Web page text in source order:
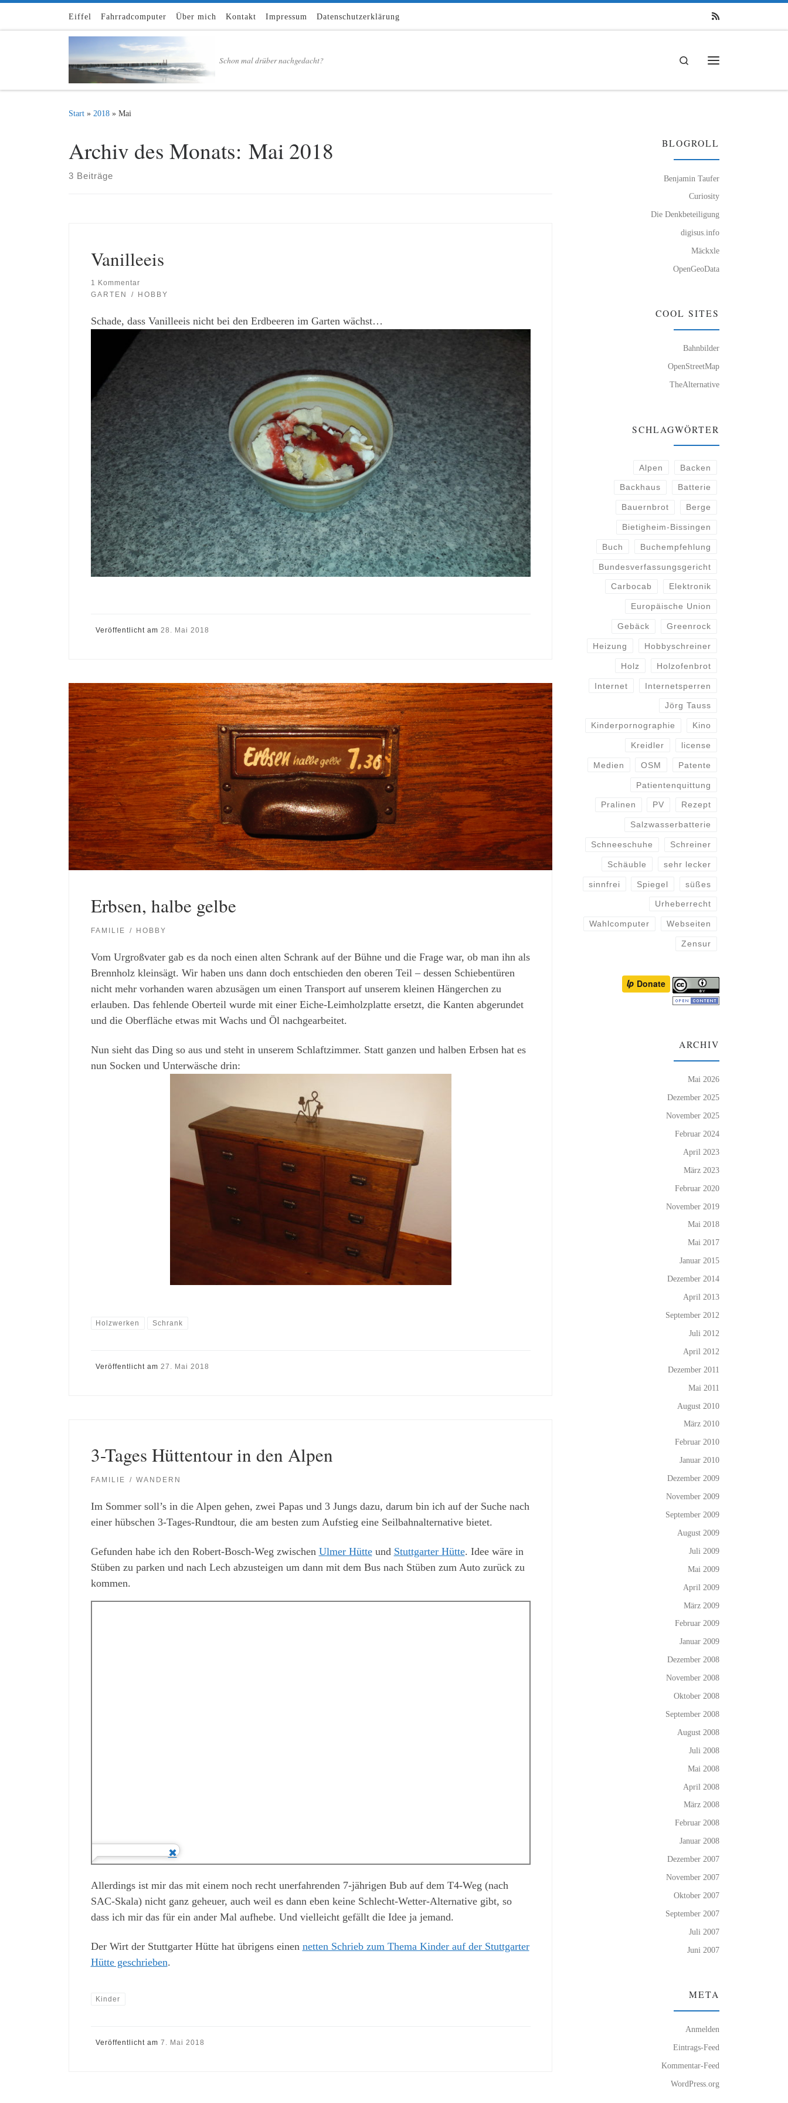
Zum Inhalt springen
Eiffel Fahrradcomputer Über mich Kontakt Impressum Datenschutzerklärung
Schon mal drüber nachgedacht?
Search
Start » 2018 » Mai
Archiv des Monats: Mai 2018
3 Beiträge
Vanilleeis
1 Kommentar
GARTEN
HOBBY
Schade, dass Vanilleeis nicht bei den Erdbeeren im Garten wächst…
Veröffentlicht am 28. Mai 2018
Erbsen, halbe gelbe
FAMILIE HOBBY
Vom Urgroßvater gab es da noch einen alten Schrank auf der Bühne und die Frage war, ob man ihn als
Brennholz kleinsägt. Wir haben uns dann doch entschieden den oberen Teil – dessen Schiebentüren
nicht mehr vorhanden waren abzusägen um einen Transport auf unserem kleinen Hängerchen zu
erlauben. Das fehlende Oberteil wurde mit einer Eiche-Leimholzplatte ersetzt, die Kanten abgerundet
und die Oberfläche etwas mit Wachs und Öl nachgearbeitet.
Nun sieht das Ding so aus und steht in unserem Schlaftzimmer. Statt ganzen und halben Erbsen hat es
nun Socken und Unterwäsche drin:
Holzwerken Schrank
Veröffentlicht am 27. Mai 2018
3-Tages Hüttentour in den Alpen
FAMILIE WANDERN
Im Sommer soll’s in die Alpen gehen, zwei Papas und 3 Jungs dazu, darum bin ich auf der Suche nach
einer hübschen 3-Tages-Rundtour, die am besten zum Aufstieg eine Seilbahnalternative bietet.
Gefunden habe ich den Robert-Bosch-Weg zwischen Ulmer Hütteund Stuttgarter Hütte. Idee wäre in
Stüben zu parken und nach Lech abzusteigen um dann mit dem Bus nach Stüben zum Auto zurück zu
kommen.
Allerdings ist mir das mit einem noch recht unerfahrenden 7-jährigen Bub auf dem T4-Weg (nach
SAC-Skala) nicht ganz geheuer, auch weil es dann eben keine Schlecht-Wetter-Alternative gibt, so
dass ich mir das für ein ander Mal aufhebe. Und vielleicht gefällt die Idee ja jemand.
Der Wirt der Stuttgarter Hütte hat übrigens einen netten Schrieb zum Thema Kinder auf der Stuttgarter
Hütte geschrieben.
Kinder
Veröffentlicht am 7. Mai 2018
BLOGROLL
Benjamin Taufer
Curiosity
Die Denkbeteiligung
digisus.info
Mäckxle
OpenGeoData
COOL SITES
Bahnbilder
OpenStreetMap
TheAlternative
SCHLAGWÖRTER
Alpen Backen
Backhaus Batterie
Bauernbrot Berge
Bietigheim-Bissingen
Buch Buchempfehlung
Bundesverfassungsgericht
Carbocab Elektronik
Europäische Union
Gebäck Greenrock
Heizung Hobbyschreiner
Holz Holzofenbrot
Internet Internetsperren
Jörg Tauss
Kinderpornographie Kino
Kreidler license
Medien OSM Patente
Patientenquittung
Pralinen PV Rezept
Salzwasserbatterie
Schneeschuhe Schreiner
Schäuble sehr lecker
sinnfrei Spiegel süßes
Urheberrecht
Wahlcomputer Webseiten
Zensur
ARCHIV
Mai 2026
Dezember 2025
November 2025
Februar 2024
April 2023
März 2023
Februar 2020
November 2019
Mai 2018
Mai 2017
Januar 2015
Dezember 2014
April 2013
September 2012
Juli 2012
April 2012
Dezember 2011
Mai 2011
August 2010
März 2010
Februar 2010
Januar 2010
Dezember 2009
November 2009
September 2009
August 2009
Juli 2009
Mai 2009
April 2009
März 2009
Februar 2009
Januar 2009
Dezember 2008
November 2008
Oktober 2008
September 2008
August 2008
Juli 2008
Mai 2008
April 2008
März 2008
Februar 2008
Januar 2008
Dezember 2007
November 2007
Oktober 2007
September 2007
Juli 2007
Juni 2007
META
Anmelden
Eintrags-Feed
Kommentar-Feed
WordPress.org